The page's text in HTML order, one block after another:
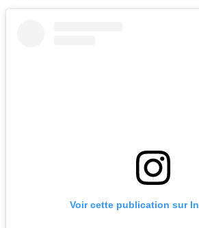
Voir cette publication sur